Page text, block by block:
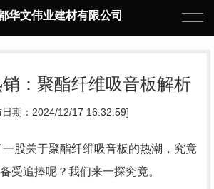
华文伟业建材有限公司
：聚酯纤维吸音板解析
日期：2024/12/17 16:32:59]
股关于聚酯纤维吸音板的热潮，究竟
受追捧呢？我们来一探究竟。